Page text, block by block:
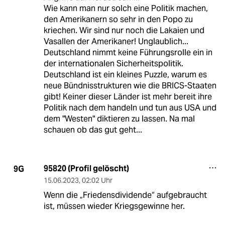
Wie kann man nur solch eine Politik machen,
den Amerikanern so sehr in den Popo zu
kriechen. Wir sind nur noch die Lakaien und
Vasallen der Amerikaner! Unglaublich...
Deutschland nimmt keine Führungsrolle ein in
der internationalen Sicherheitspolitik.
Deutschland ist ein kleines Puzzle, warum es
neue Bündnisstrukturen wie die BRICS-Staaten
gibt! Keiner dieser Länder ist mehr bereit ihre
Politik nach dem handeln und tun aus USA und
dem "Westen" diktieren zu lassen. Na mal
schauen ob das gut geht...
9G 95820 (Profil gelöscht)
15.06.2023, 02:02 Uhr
Wenn die „Friedensdividende“ aufgebraucht
ist, müssen wieder Kriegsgewinne her.